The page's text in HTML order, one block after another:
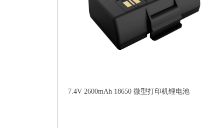
7.4V 2600mAh 18650 微型打印机锂电池